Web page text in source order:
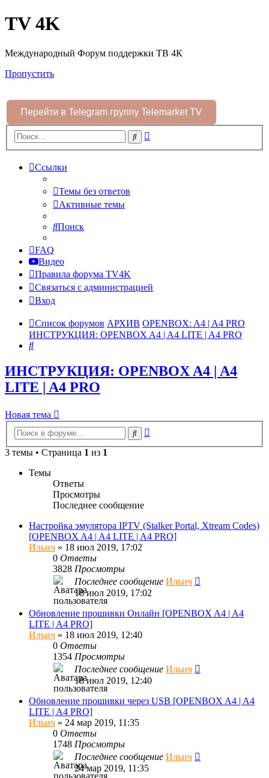
TV 4K
Международный Форум поддержки ТВ 4К
Пропустить
Перейти в Telegram группу Telemarket TV
Поиск
Ссылки
Темы без ответов
Активные темы
Поиск
FAQ
Видео
Правила форума TV4K
Связаться с администрацией
Вход
Список форумов АРХИВ OPENBOX: A4 | A4 PRO
ИНСТРУКЦИЯ: OPENBOX A4 | A4 LITE | A4 PRO
Поиск
ИНСТРУКЦИЯ: OPENBOX A4 | A4
LITE | A4 PRO
Новая тема
Поиск
3 темы • Страница 1 из 1
Темы
Ответы
Просмотры
Последнее сообщение
Настройка эмулятора IPTV (Stalker Portal, Xtream Codes)
[OPENBOX A4 | A4 LITE | A4 PRO]
Ильич » 18 июл 2019, 17:02
0 Ответы
3828 Просмотры
Последнее сообщение Ильич
18 июл 2019, 17:02
Обновление прошивки Онлайн [OPENBOX A4 | A4
LITE | A4 PRO]
Ильич » 18 июл 2019, 12:40
0 Ответы
1354 Просмотры
Последнее сообщение Ильич
18 июл 2019, 12:40
Обновление прошивки через USB [OPENBOX A4 | A4
LITE | A4 PRO]
Ильич » 24 мар 2019, 11:35
0 Ответы
1748 Просмотры
Последнее сообщение Ильич
24 мар 2019, 11:35